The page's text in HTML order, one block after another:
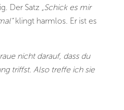
Der Satz „Schick es mir
klingt harmlos. Er ist es
nicht darauf, dass du
triffst. Also treffe ich sie